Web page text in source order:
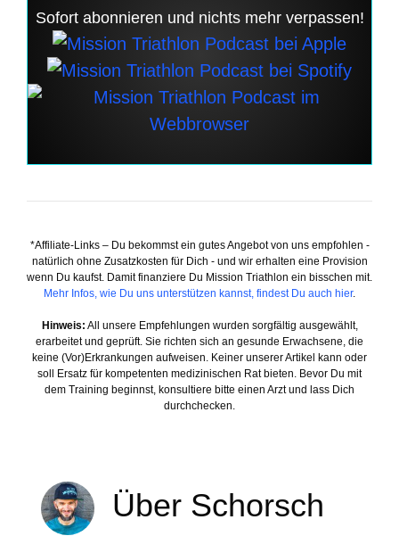
Sofort abonnieren und nichts mehr verpassen!
*Affiliate-Links – Du bekommst ein gutes Angebot von uns empfohlen -
natürlich ohne Zusatzkosten für Dich - und wir erhalten eine Provision
wenn Du kaufst. Damit finanziere Du Mission Triathlon ein bisschen mit.
Mehr Infos, wie Du uns unterstützen kannst, findest Du auch hier.
Hinweis: All unsere Empfehlungen wurden sorgfältig ausgewählt,
erarbeitet und geprüft. Sie richten sich an gesunde Erwachsene, die
keine (Vor)Erkrankungen aufweisen. Keiner unserer Artikel kann oder
soll Ersatz für kompetenten medizinischen Rat bieten. Bevor Du mit
dem Training beginnst, konsultiere bitte einen Arzt und lass Dich
durchchecken.
Über Schorsch